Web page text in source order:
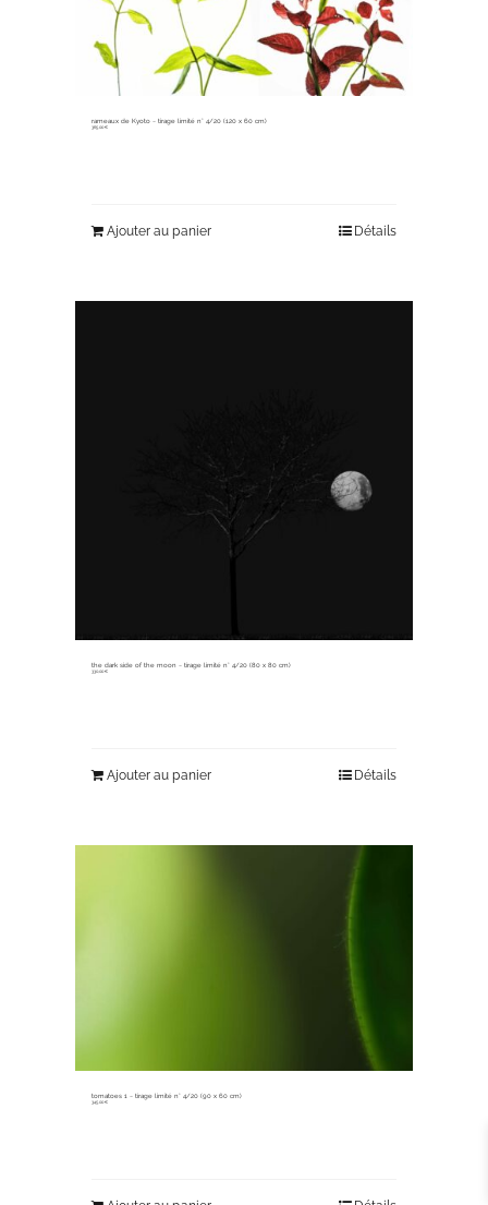
rameaux de Kyoto ~ tirage limité n° 4/20 (120 x 60 cm)
365,00€
Ajouter au panier Détails
the dark side of the moon ~ tirage limité n° 4/20 (80 x 80 cm)
330,00€
Ajouter au panier Détails
tomatoes 1 ~ tirage limité n° 4/20 (90 x 60 cm)
345,00€